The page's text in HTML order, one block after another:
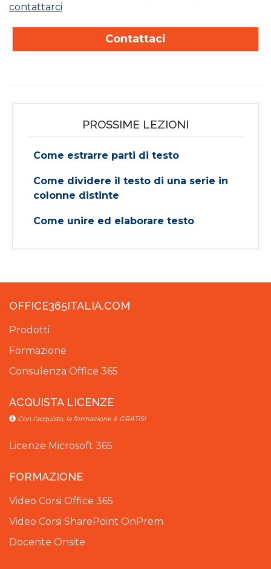
contattarci
Contattaci
PROSSIME LEZIONI
Come estrarre parti di testo
Come dividere il testo di una serie in
colonne distinte
Come unire ed elaborare testo
OFFICE365ITALIA.COM
Prodotti
Formazione
Consulenza Office 365
ACQUISTA LICENZE
Con l'acquisto, la formazione è GRATIS!
Licenze Microsoft 365
FORMAZIONE
Video Corsi Office 365
Video Corsi SharePoint OnPrem
Docente Onsite